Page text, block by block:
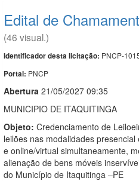
Edital de
(46 visual.)
Identificador desta licitação: PNCP-
Portal: PNCP
Abertura 21/05/2027 09:35
MUNICIPIO DE ITAQUITINGA
Objeto: Credenciamento de
leilões nas modalidades
e online/virtual simultaneamente,
alienação de bens móveis
do Município de Itaquitinga –PE